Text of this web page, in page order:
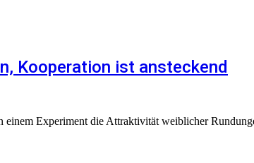
Kooperation ist ansteckend
Experiment die Attraktivität weiblicher